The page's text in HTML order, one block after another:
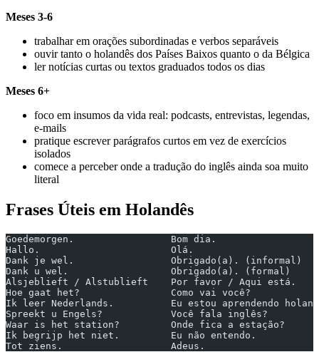
Meses 3-6
trabalhar em orações subordinadas e verbos separáveis
ouvir tanto o holandês dos Países Baixos quanto o da Bélgica
ler notícias curtas ou textos graduados todos os dias
Meses 6+
foco em insumos da vida real: podcasts, entrevistas, legendas,
e-mails
pratique escrever parágrafos curtos em vez de exercícios
isolados
comece a perceber onde a tradução do inglês ainda soa muito
literal
Frases Úteis em Holandês
Goedemorgen.                 Bom dia.
Hallo.                       Olá.
Dank je wel.                 Obrigado(a). (informal)
Dank u wel.                  Obrigado(a). (formal)
Alsjeblieft / Alstublieft    Por favor / Aqui está.
Hoe gaat het?                Como vai você?
Ik leer Nederlands.          Eu estou aprendendo
Spreekt u Engels?            Você fala inglês?
Waar is het station?         Onde fica a estação?
Ik begrijp het niet.         Eu não entendo.
Tot ziens.                   Adeus.